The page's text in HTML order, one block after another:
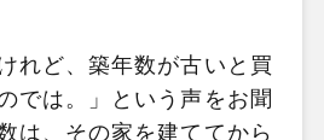
れど、築年数が古いと買
では。」という声をお聞
は、その家を建ててから